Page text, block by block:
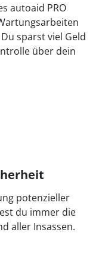
autoaid PRO
sparst viel Geld
über dein
potenzieller
du immer die
aller Insassen.